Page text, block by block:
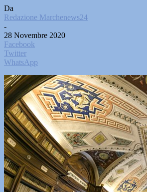
Da
Redazione Marchenews24
-
28 Novembre 2020
Facebook
Twitter
WhatsApp